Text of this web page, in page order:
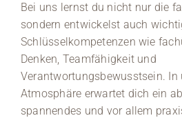
Bei uns lernst du nicht nur die
sondern entwickelst auch
Schlüsselkompetenzen wie
Denken, Teamfähigkeit und
Verantwortungsbewusstsein. In
Atmosphäre erwartet dich ein
spannendes und vor allem